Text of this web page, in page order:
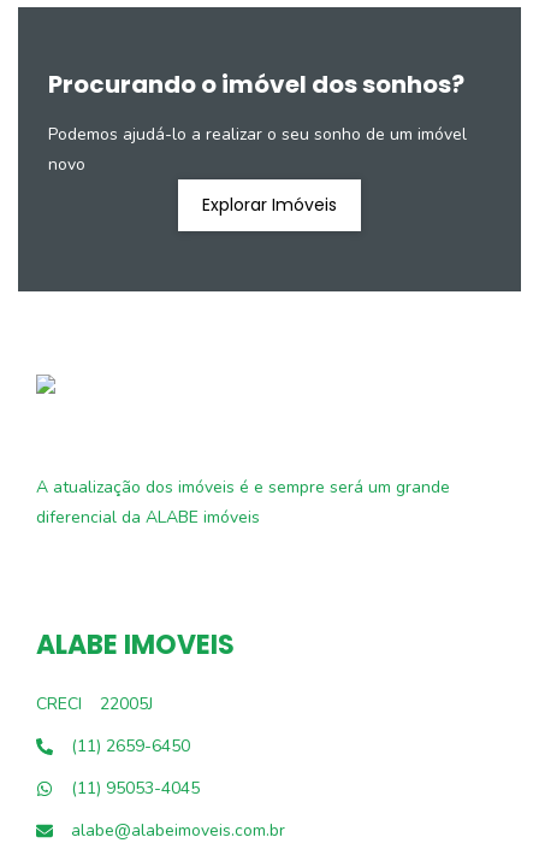
Procurando o imóvel dos sonhos?
Podemos ajudá-lo a realizar o seu sonho de um imóvel
novo
Explorar Imóveis
A atualização dos imóveis é e sempre será um grande
diferencial da ALABE imóveis
ALABE IMOVEIS
CRECI
22005J
(11) 2659-6450
(11) 95053-4045
alabe@alabeimoveis.com.br